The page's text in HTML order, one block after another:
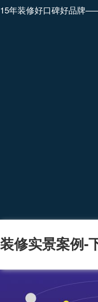
15年装修好口碑好品牌
装修实景案例-